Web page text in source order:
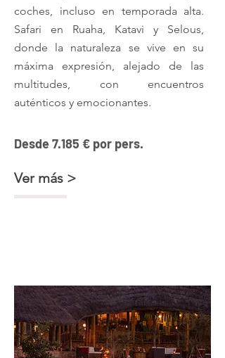
coches, incluso en temporada alta.
Safari en Ruaha, Katavi y Selous,
donde la naturaleza se vive en su
máxima expresión, alejado de las
multitudes, con encuentros
auténticos y emocionantes.
Desde 7.185 € por pers.
Ver más >